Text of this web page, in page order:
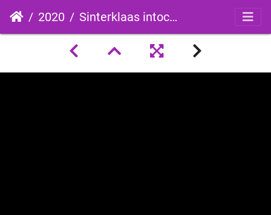
2020 Sinterklaas intocht in Woerden dit jaar digitaal